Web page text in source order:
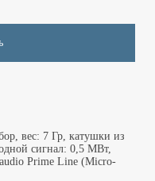
вес: 7 Гр, катушки из
сигнал: 0,5 МВт,
Prime Line (Micro-